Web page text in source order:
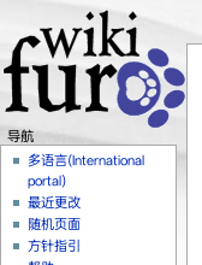
导航
多语言(International
portal)
最近更改
随机页面
方针指引